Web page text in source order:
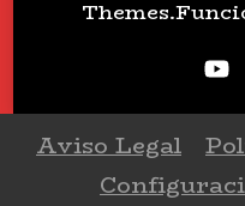
Themes
Aviso Legal